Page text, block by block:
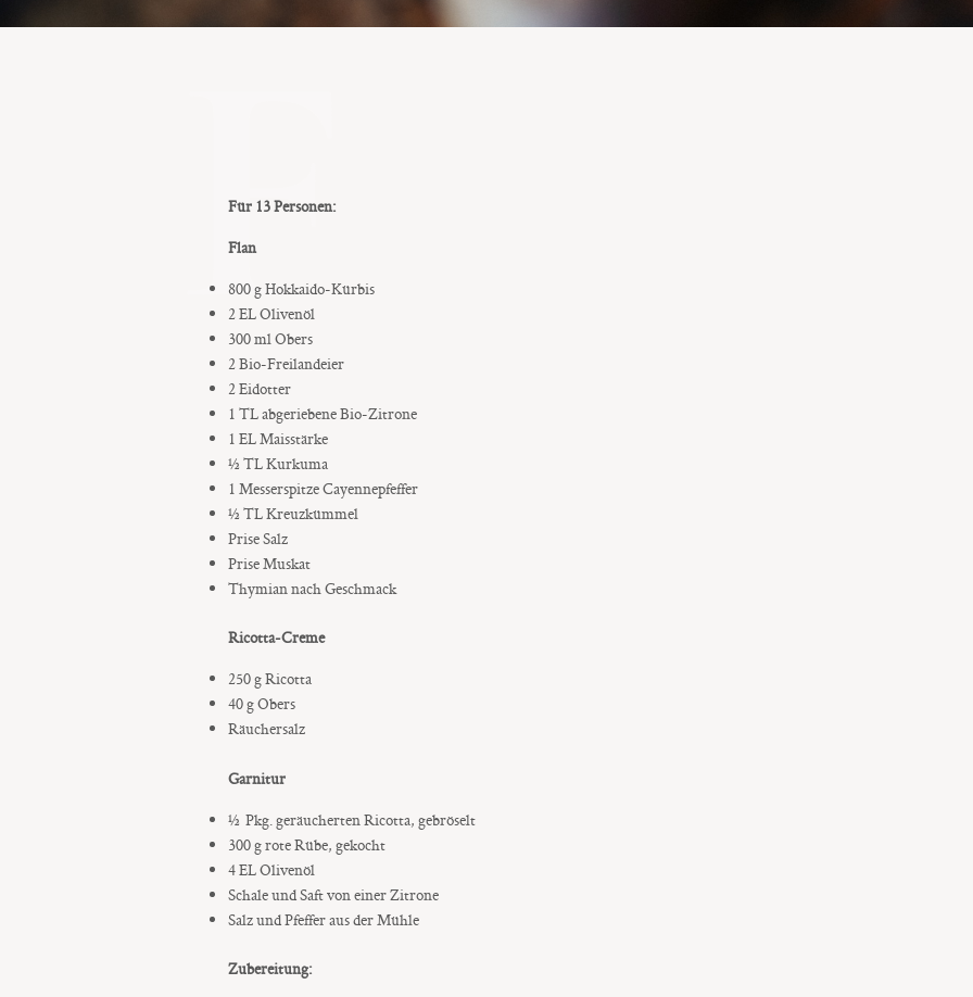
F
Für 13 Personen:
Flan
800 g Hokkaido-Kürbis
2 EL Olivenöl
300 ml Obers
2 Bio-Freilandeier
2 Eidotter
1 TL abgeriebene Bio-Zitrone
1 EL Maisstärke
½ TL Kurkuma
1 Messerspitze Cayennepfeffer
½ TL Kreuzkümmel
Prise Salz
Prise Muskat
Thymian nach Geschmack
Ricotta-Creme
250 g Ricotta
40 g Obers
Räuchersalz
Garnitur
½ Pkg. geräucherten Ricotta, gebröselt
300 g rote Rübe, gekocht
4 EL Olivenöl
Schale und Saft von einer Zitrone
Salz und Pfeffer aus der Mühle
Zubereitung: